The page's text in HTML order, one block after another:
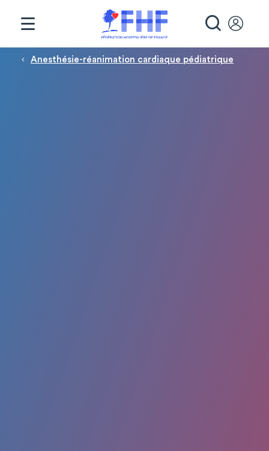
Fil d'Ariane
Anesthésie-réanimation cardiaque pédiatrique
Panneau de gestion des cookies